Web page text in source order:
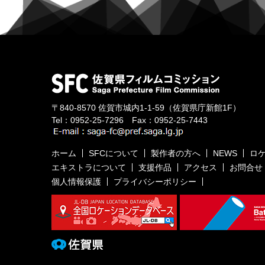
〒840-8570 佐賀市城内1-1-59 （佐賀県庁新館1F）
Tel： 0952-25-7296 Fax：0952-25-7443
ホーム SFCについて 製作者の方へ NEWS
ロ
エキストラについて
支援作品 アクセス
お問合せ
個人情報保護
プライバシーポリシー